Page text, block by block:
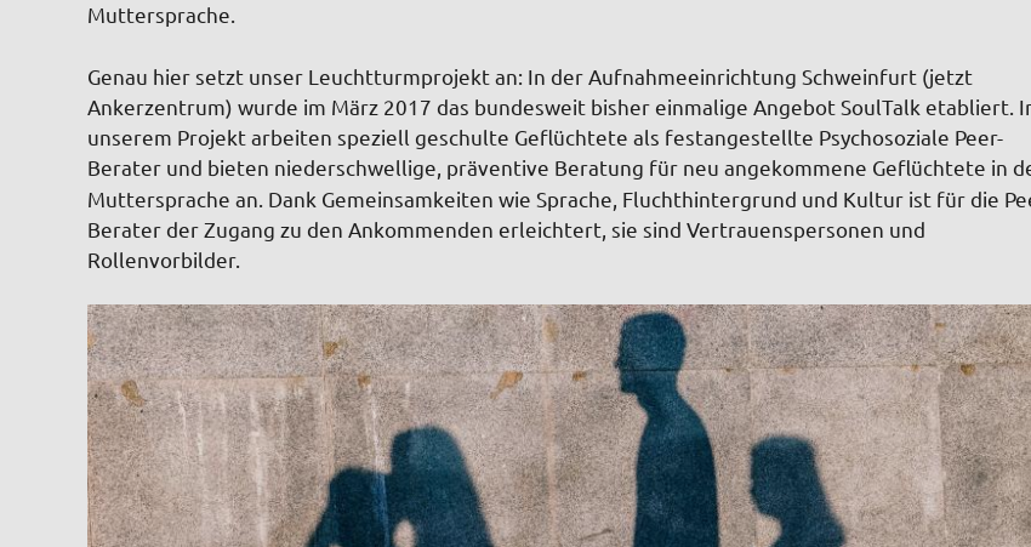
Muttersprache.
Genau hier setzt unser Leuchtturmprojekt an: In der Aufnahmeeinrichtung Schweinfurt (jetzt
Ankerzentrum) wurde im März 2017 das bundesweit bisher einmalige Angebot SoulTalk etabliert.
unserem Projekt arbeiten speziell geschulte Geflüchtete als festangestellte Psychosoziale Peer-
Berater und bieten niederschwellige, präventive Beratung für neu angekommene Geflüchtete in
Muttersprache an. Dank Gemeinsamkeiten wie Sprache, Fluchthintergrund und Kultur ist für die
Berater der Zugang zu den Ankommenden erleichtert, sie sind Vertrauenspersonen und
Rollenvorbilder.